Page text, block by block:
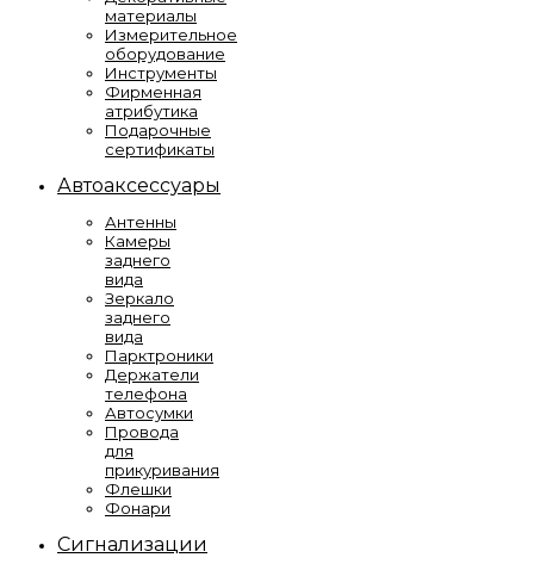
материалы
Измерительное
оборудование
Инструменты
Фирменная
атрибутика
Подарочные
сертификаты
Автоаксессуары
Антенны
Камеры
заднего
вида
Зеркало
заднего
вида
Парктроники
Держатели
телефона
Автосумки
Провода
для
прикуривания
Флешки
Фонари
Сигнализации